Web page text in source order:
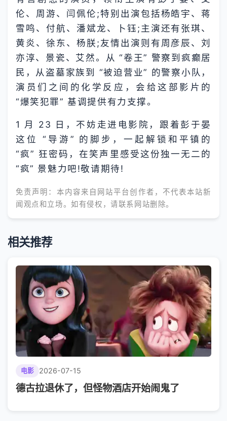
伦、周游、闫佩伦;特别出演包括杨皓宇、蒋
雪鸣、付航、潘斌龙、卜钰;主演还有张琪、
黄炎、徐东、杨朕;友情出演则有周彦辰、刘
亦淳、景瓷、艾然。从 “卷王” 警察到疯癫居
民，从盗墓家族到 “被迫营业” 的警察小队，
演员们之间的化学反应，会给这部影片的
“爆笑犯罪” 基调提供有力支撑。
1 月 23 日，不妨走进电影院，跟着彭于晏
这位 “导游” 的脚步，一起解锁和平镇的
“疯” 狂密码，在笑声里感受这份独一无二的
“疯” 景魅力吧!敬请期待!
免责声明：本内容来自网站平台创作者，不代表本站新
闻观点和立场。如有侵权，请联系网站删除。
相关推荐
电影 2026-07-15
德古拉退休了，但怪物酒店开始闹鬼了